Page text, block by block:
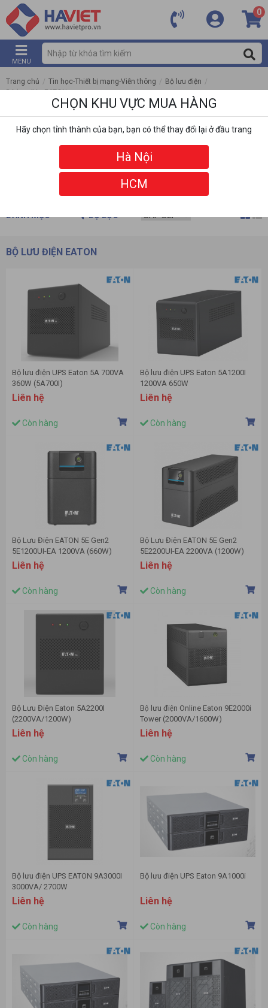
0
MENU
Trang chủ / Tin học-Thiết bị mạng-Viễn thông / Bộ lưu điện /
Bộ lưu điện EATON
DANH MỤC BỘ LỌC
BỘ LƯU ĐIỆN EATON
Bộ lưu điện UPS Eaton 5A 700VA
360W (5A700I)
Liên hệ
Còn hàng
Bộ lưu điện UPS Eaton 5A1200I
1200VA 650W
Liên hệ
Còn hàng
Bộ Lưu Điện EATON 5E Gen2
5E1200UI-EA 1200VA (660W)
Liên hệ
Còn hàng
Bộ Lưu Điện EATON 5E Gen2
5E2200UI-EA 2200VA (1200W)
Liên hệ
Còn hàng
Bộ Lưu Điện Eaton 5A2200I
(2200VA/1200W)
Liên hệ
Còn hàng
Bộ lưu điện Online Eaton 9E2000i
Tower (2000VA/1600W)
Liên hệ
Còn hàng
Bộ lưu điện UPS EATON 9A3000I
3000VA/ 2700W
Liên hệ
Còn hàng
Bộ lưu điện UPS Eaton 9A1000i
Liên hệ
Còn hàng
CHỌN KHU VỰC MUA HÀNG
Hãy chọn tỉnh thành của bạn, bạn có thể thay đổi lại ở đầu trang
Hà Nội
HCM